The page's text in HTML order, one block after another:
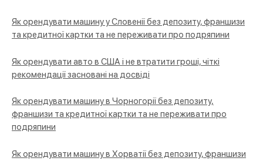
Як орендувати машину у Словенії без депозиту, франшизи
та кредитної картки та не переживати про подряпини
Як орендувати авто в США і не втратити гроші, чіткі
рекомендації засновані на досвіді
Як орендувати машину в Чорногорії без депозиту,
франшизи та кредитної картки та не переживати про
подряпини
Як орендувати машину в Хорватії без депозиту, франшизи